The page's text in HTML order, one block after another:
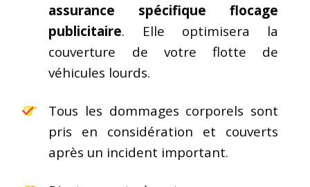
assurance spécifique flocage
publicitaire. Elle optimisera la
couverture de votre flotte de
véhicules lourds.
Tous les dommages corporels sont
pris en considération et couverts
après un incident important.